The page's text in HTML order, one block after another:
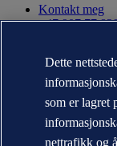
Kontakt meg
+47 907 77
Bærekraft
Nyheter og
Årsrapport
Kontakt DNV
Finn våre
Dette
som er lagret
nettrafikk og